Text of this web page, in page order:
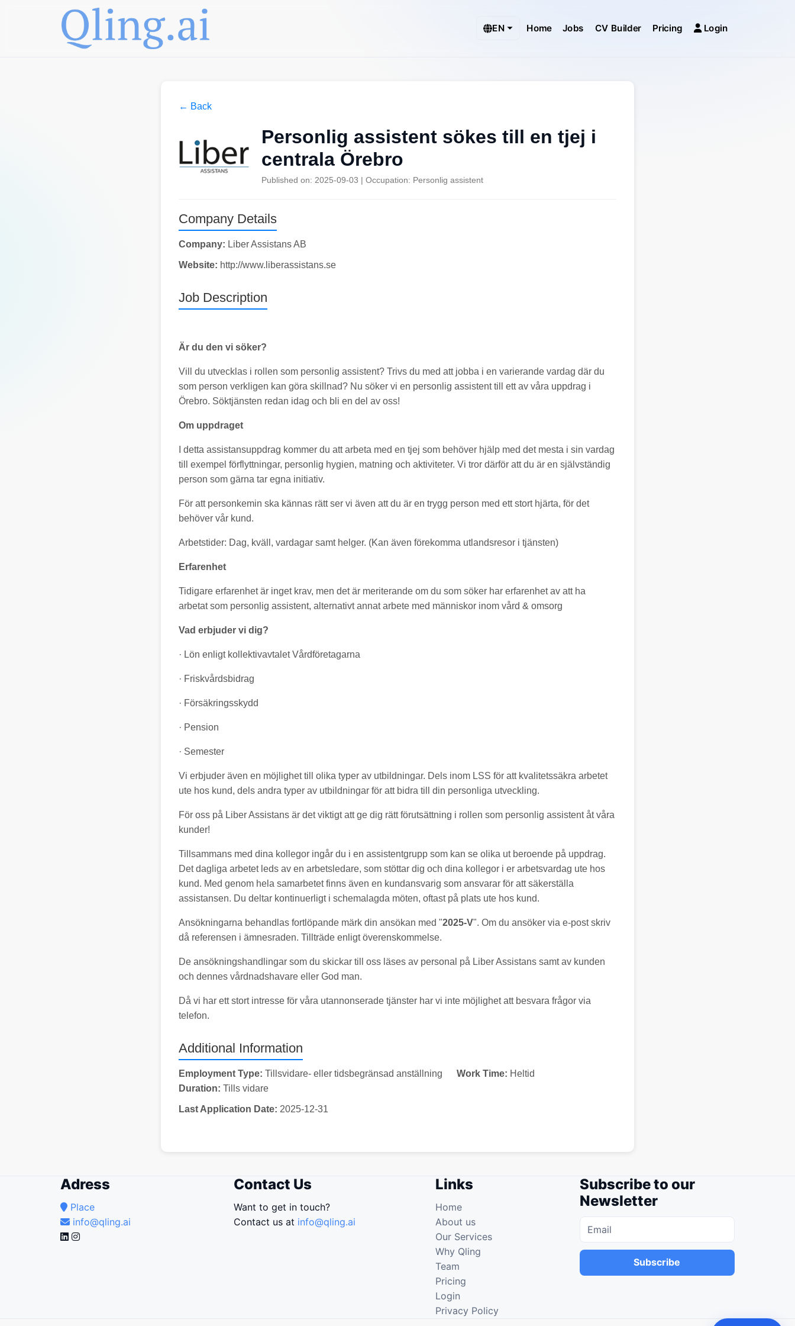
EN Home Jobs CV Builder Pricing Login
← Back
Personlig assistent sökes till en tjej i
centrala Örebro
Published on: 2025-09-03 | Occupation: Personlig assistent
Company Details
Company: Liber Assistans AB
Website: http://www.liberassistans.se
Job Description
Är du den vi söker?
Vill du utvecklas i rollen som personlig assistent? Trivs du med att jobba i en varierande vardag där du
som person verkligen kan göra skillnad? Nu söker vi en personlig assistent till ett av våra uppdrag i
Örebro. Söktjänsten redan idag och bli en del av oss!
Om uppdraget
I detta assistansuppdrag kommer du att arbeta med en tjej som behöver hjälp med det mesta i sin vardag
till exempel förflyttningar, personlig hygien, matning och aktiviteter. Vi tror därför att du är en självständig
person som gärna tar egna initiativ.
För att personkemin ska kännas rätt ser vi även att du är en trygg person med ett stort hjärta, för det
behöver vår kund.
Arbetstider: Dag, kväll, vardagar samt helger. (Kan även förekomma utlandsresor i tjänsten)
Erfarenhet
Tidigare erfarenhet är inget krav, men det är meriterande om du som söker har erfarenhet av att ha
arbetat som personlig assistent, alternativt annat arbete med människor inom vård & omsorg
Vad erbjuder vi dig?
· Lön enligt kollektivavtalet Vårdföretagarna
· Friskvårdsbidrag
· Försäkringsskydd
· Pension
· Semester
Vi erbjuder även en möjlighet till olika typer av utbildningar. Dels inom LSS för att kvalitetssäkra arbetet
ute hos kund, dels andra typer av utbildningar för att bidra till din personliga utveckling.
För oss på Liber Assistans är det viktigt att ge dig rätt förutsättning i rollen som personlig assistent åt våra
kunder!
Tillsammans med dina kollegor ingår du i en assistentgrupp som kan se olika ut beroende på uppdrag.
Det dagliga arbetet leds av en arbetsledare, som stöttar dig och dina kollegor i er arbetsvardag ute hos
kund. Med genom hela samarbetet finns även en kundansvarig som ansvarar för att säkerställa
assistansen. Du deltar kontinuerligt i schemalagda möten, oftast på plats ute hos kund.
Ansökningarna behandlas fortlöpande märk din ansökan med "2025-V". Om du ansöker via e-post skriv
då referensen i ämnesraden. Tillträde enligt överenskommelse.
De ansökningshandlingar som du skickar till oss läses av personal på Liber Assistans samt av kunden
och dennes vårdnadshavare eller God man.
Då vi har ett stort intresse för våra utannonserade tjänster har vi inte möjlighet att besvara frågor via
telefon.
Additional Information
Employment Type: Tillsvidare- eller tidsbegränsad anställning Work Time: Heltid
Duration: Tills vidare
Last Application Date: 2025-12-31
Adress
Place
info@qling.ai
Contact Us
Want to get in touch?
Contact us at info@qling.ai
Links
Home
About us
Our Services
Why Qling
Team
Pricing
Login
Privacy Policy
Subscribe to our
Newsletter
Subscribe